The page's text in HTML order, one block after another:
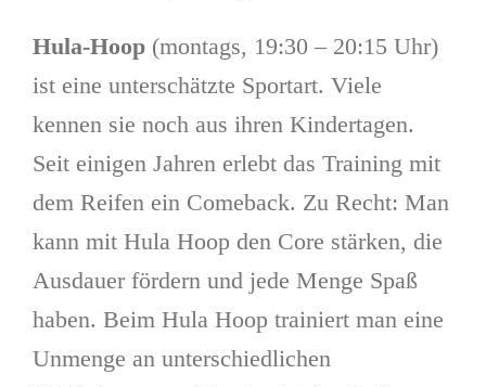
Hula-Hoop(montags, 19:30 – 20:15 Uhr)
ist eine unterschätzte Sportart. Viele
kennen sie noch aus ihren Kindertagen.
Seit einigen Jahren erlebt das Training mit
dem Reifen ein Comeback. Zu Recht: Man
kann mit Hula Hoop den Core stärken, die
Ausdauer fördern und jede Menge Spaß
haben. Beim Hula Hoop trainiert man eine
Unmenge an unterschiedlichen